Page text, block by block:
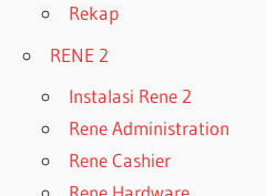
Rekap
RENE 2
Instalasi Rene 2
Rene Administration
Rene Cashier